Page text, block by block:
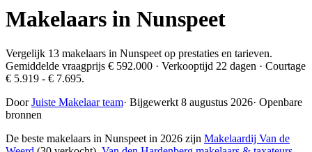
Makelaars in Nunspeet
Vergelijk 13 makelaars in Nunspeet op prestaties en tarieven.
Gemiddelde vraagprijs € 592.000 · Verkooptijd 22 dagen · Courtage
€ 5.919 - € 7.695.
DoorJuiste Makelaar team· Bijgewerkt 8 augustus 2026· Openbare
bronnen
De beste makelaars in Nunspeet in 2026 zijn Makelaardij Van de